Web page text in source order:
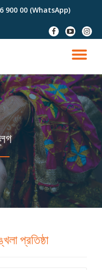
900 00 (WhatsApp)
fa-
facebook
fa-
youtube-
play
fa-
প্রতিষ্ঠা